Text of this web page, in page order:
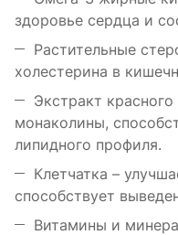
здоровье сердца и
Растительные
холестерина в
Экстракт
монаколины,
липидного профиля.
Клетчатка –
способствует
Витамины и